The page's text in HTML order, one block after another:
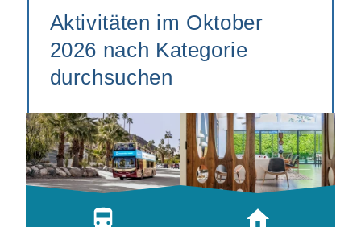
Aktivitäten im Oktober
2026 nach Kategorie
durchsuchen